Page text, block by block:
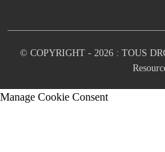
© COPYRIGHT - 2026 : TOUS
Manage Cookie Consent